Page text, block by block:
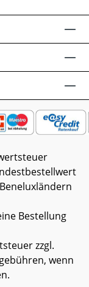
Bestellung
zzgl.
wenn